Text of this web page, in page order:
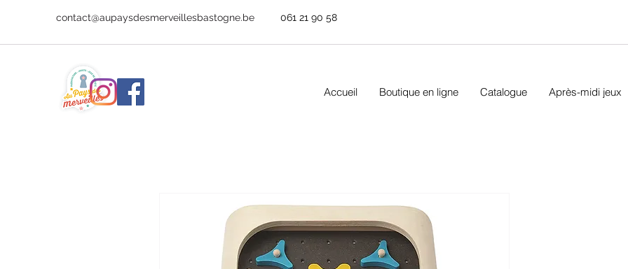
contact@aupaysdesmerveillesbastogne.be 061 21 90 58
Accueil Boutique en ligne Catalogue Après-midi jeux